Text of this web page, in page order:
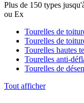
Plus de 150 types
ou Ex
Tourelles de
Tourelles de
Tourelles hautes
Tourelles anti-
Tourelles de
Tout afficher